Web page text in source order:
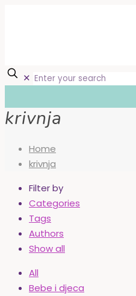
✕
krivnja
Home
krivnja
Filter by
Categories
Tags
Authors
Show all
All
Bebe i djeca